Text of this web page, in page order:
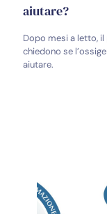
aiutare?
Dopo mesi a letto, il
chiedono se
aiutare.